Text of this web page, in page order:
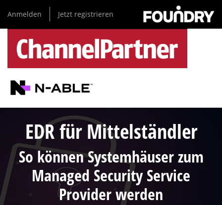
zum
Inhalt
Anmelden Jetzt registrieren
EDR für Mittelständler
So können Systemhäuser zum
Managed Security Service
Provider werden